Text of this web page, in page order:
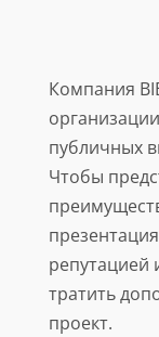
Компания
публичных
Чтобы
репутацией
тратить
проект.